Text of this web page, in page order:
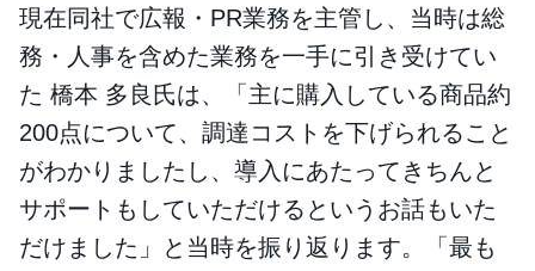
現在同社で広報・PR業務を主管し、当時は総
務・人事を含めた業務を一手に引き受けてい
た 橋本 多良氏は、「主に購入している商品約
200点について、調達コストを下げられること
がわかりましたし、導入にあたってきちんと
サポートもしていただけるというお話もいた
だけました」と当時を振り返ります。「最も